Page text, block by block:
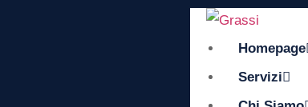
Homepage
Servizi